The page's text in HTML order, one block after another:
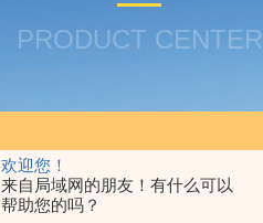
欢迎您！
来自局域网的朋友！有什么可以
帮助您的吗？
PRODUCT CENTER